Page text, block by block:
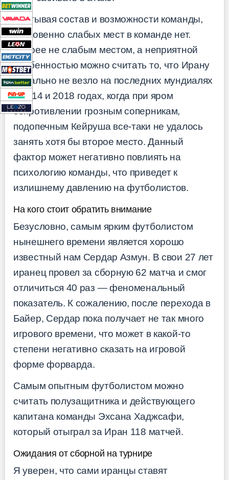
Учитывая состав и возможности команды,
откровенно слабых мест в команде нет.
Скорее не слабым местом, а неприятной
особенностью можно считать то, что Ирану
банально не везло на последних мундиалях
в 2014 и 2018 годах, когда при яром
сопротивлении грозным соперникам,
подопечным Кейруша все-таки не удалось
занять хотя бы второе место. Данный
фактор может негативно повлиять на
психологию команды, что приведет к
излишнему давлению на футболистов.
На кого стоит обратить внимание
Безусловно, самым ярким футболистом
нынешнего времени является хорошо
известный нам Сердар Азмун. В свои 27 лет
иранец провел за сборную 62 матча и смог
отличиться 40 раз — феноменальный
показатель. К сожалению, после перехода в
Байер, Сердар пока получает не так много
игрового времени, что может в какой-то
степени негативно сказать на игровой
форме форварда.
Самым опытным футболистом можно
считать полузащитника и действующего
капитана команды Эхсана Хаджсафи,
который отыграл за Иран 118 матчей.
Ожидания от сборной на турнире
Я уверен, что сами иранцы ставят